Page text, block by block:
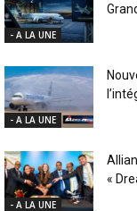
- A LA UNE
- A LA UNE
- A LA UNE
«